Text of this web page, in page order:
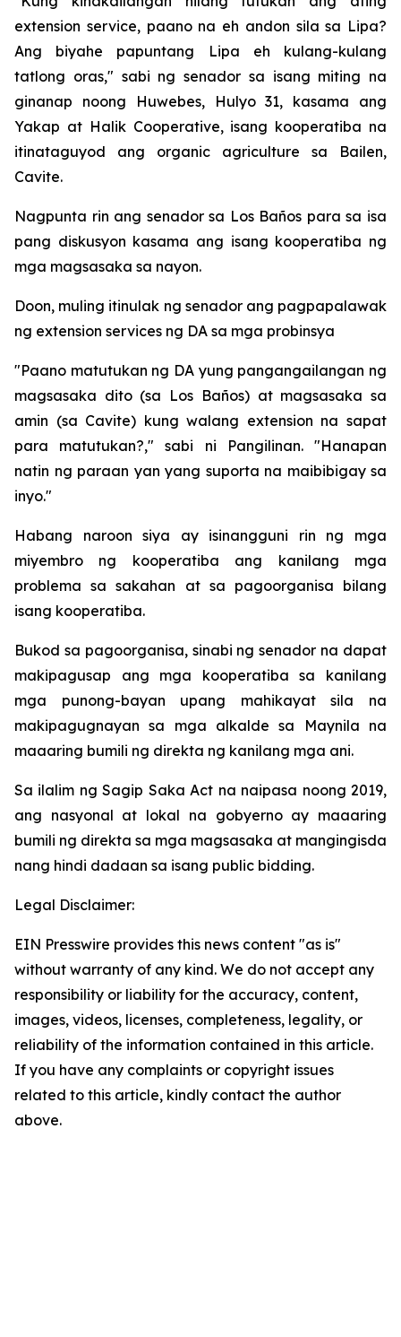
extension service, paano na eh andon sila sa Lipa?
Ang biyahe papuntang Lipa eh kulang-kulang
tatlong oras," sabi ng senador sa isang miting na
ginanap noong Huwebes, Hulyo 31, kasama ang
Yakap at Halik Cooperative, isang kooperatiba na
itinataguyod ang organic agriculture sa Bailen,
Cavite.
Nagpunta rin ang senador sa Los Baños para sa isa
pang diskusyon kasama ang isang kooperatiba ng
mga magsasaka sa nayon.
Doon, muling itinulak ng senador ang pagpapalawak
ng extension services ng DA sa mga probinsya
"Paano matutukan ng DA yung pangangailangan ng
magsasaka dito (sa Los Baños) at magsasaka sa
amin (sa Cavite) kung walang extension na sapat
para matutukan?," sabi ni Pangilinan. "Hanapan
natin ng paraan yan yang suporta na maibibigay sa
inyo."
Habang naroon siya ay isinangguni rin ng mga
miyembro ng kooperatiba ang kanilang mga
problema sa sakahan at sa pagoorganisa bilang
isang kooperatiba.
Bukod sa pagoorganisa, sinabi ng senador na dapat
makipagusap ang mga kooperatiba sa kanilang
mga punong-bayan upang mahikayat sila na
makipagugnayan sa mga alkalde sa Maynila na
maaaring bumili ng direkta ng kanilang mga ani.
Sa ilalim ng Sagip Saka Act na naipasa noong 2019,
ang nasyonal at lokal na gobyerno ay maaaring
bumili ng direkta sa mga magsasaka at mangingisda
nang hindi dadaan sa isang public bidding.
Legal Disclaimer:
EIN Presswire provides this news content "as is"
without warranty of any kind. We do not accept any
responsibility or liability for the accuracy, content,
images, videos, licenses, completeness, legality, or
reliability of the information contained in this article.
If you have any complaints or copyright issues
related to this article, kindly contact the author
above.